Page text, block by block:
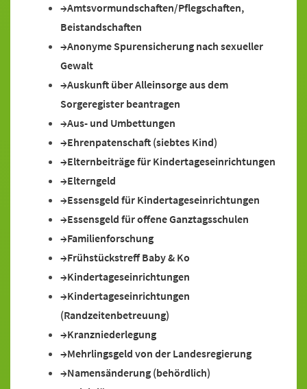
Amtsvormundschaften/Pflegschaften,
Beistandschaften
Anonyme Spurensicherung nach sexueller
Gewalt
Auskunft über Alleinsorge aus dem
Sorgeregister beantragen
Aus- und Umbettungen
Ehrenpatenschaft (siebtes Kind)
Elternbeiträge für Kindertageseinrichtungen
Elterngeld
Essensgeld für Kindertageseinrichtungen
Essensgeld für offene Ganztagsschulen
Familienforschung
Frühstückstreff Baby & Ko
Kindertageseinrichtungen
Kindertageseinrichtungen
(Randzeitenbetreuung)
Kranzniederlegung
Mehrlingsgeld von der Landesregierung
Namensänderung (behördlich)